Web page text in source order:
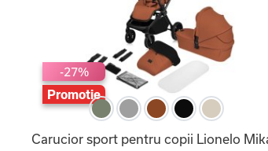
-27%
Promotie
Carucior sport pentru copii Lionelo